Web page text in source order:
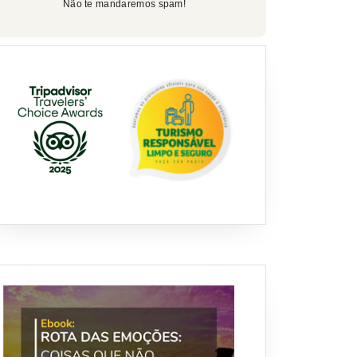
Não te mandaremos spam!